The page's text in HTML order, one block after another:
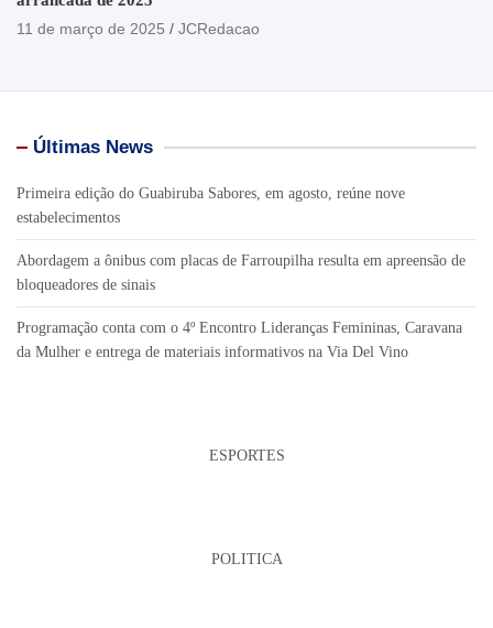
11 de março de 2025
JCRedacao
Últimas News
Primeira edição do Guabiruba Sabores, em agosto, reúne nove
estabelecimentos
Abordagem a ônibus com placas de Farroupilha resulta em apreensão de
bloqueadores de sinais
Programação conta com o 4º Encontro Lideranças Femininas, Caravana
da Mulher e entrega de materiais informativos na Via Del Vino
ESPORTES
POLITICA